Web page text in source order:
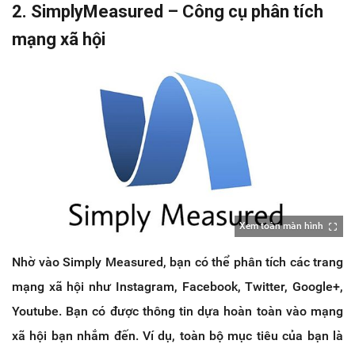
2. SimplyMeasured – Công cụ phân tích
mạng xã hội
Xem toàn màn hình
Nhờ vào Simply Measured, bạn có thể phân tích các trang
mạng xã hội như Instagram, Facebook, Twitter, Google+,
Youtube. Bạn có được thông tin dựa hoàn toàn vào mạng
xã hội bạn nhắm đến. Ví dụ, toàn bộ mục tiêu của bạn là